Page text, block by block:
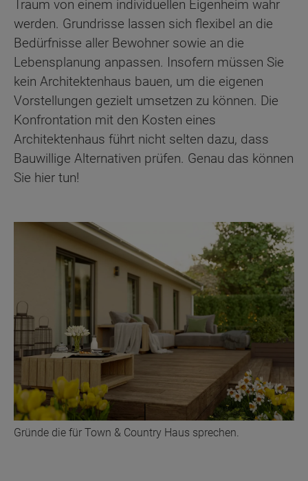
Traum von einem individuellen Eigenheim wahr
werden. Grundrisse lassen sich flexibel an die
Bedürfnisse aller Bewohner sowie an die
Lebensplanung anpassen. Insofern müssen Sie
kein Architektenhaus bauen, um die eigenen
Vorstellungen gezielt umsetzen zu können. Die
Konfrontation mit den Kosten eines
Architektenhaus führt nicht selten dazu, dass
Bauwillige Alternativen prüfen. Genau das können
Sie hier tun!
Gründe die für Town & Country Haus sprechen.